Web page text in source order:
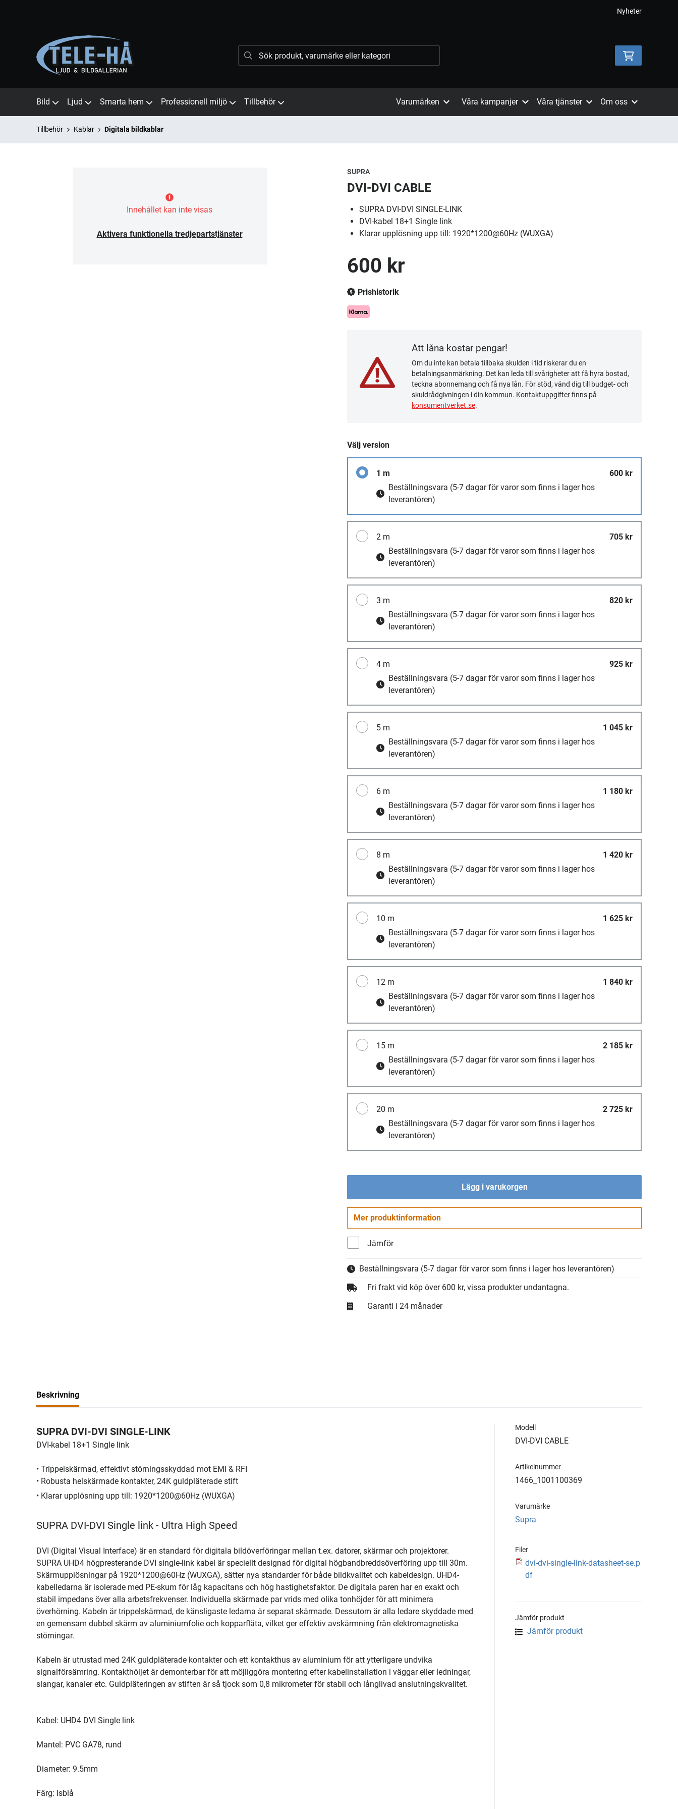
Nyheter
Bild Ljud Smarta hem Professionell miljö Tillbehör Varumärken Våra kampanjer Våra tjänster Om oss
Tillbehör Kablar Digitala bildkablar
Innehållet kan inte visas
Aktivera funktionella tredjepartstjänster
SUPRA
DVI-DVI CABLE
SUPRA DVI-DVI SINGLE-LINK
DVI-kabel 18+1 Single link
Klarar upplösning upp till: 1920*1200@60Hz (WUXGA)
600 kr
Prishistorik
Att låna kostar pengar!
Om du inte kan betala tillbaka skulden i tid riskerar du en
betalningsanmärkning. Det kan leda till svårigheter att få hyra bostad,
teckna abonnemang och få nya lån. För stöd, vänd dig till budget- och
skuldrådgivningen i din kommun. Kontaktuppgifter finns på
konsumentverket.se.
Välj version
1 m
600 kr
Beställningsvara (5-7 dagar för varor som finns i lager hos
leverantören)
2 m
705 kr
Beställningsvara (5-7 dagar för varor som finns i lager hos
leverantören)
3 m
820 kr
Beställningsvara (5-7 dagar för varor som finns i lager hos
leverantören)
4 m
925 kr
Beställningsvara (5-7 dagar för varor som finns i lager hos
leverantören)
5 m
1 045 kr
Beställningsvara (5-7 dagar för varor som finns i lager hos
leverantören)
6 m
1 180 kr
Beställningsvara (5-7 dagar för varor som finns i lager hos
leverantören)
8 m
1 420 kr
Beställningsvara (5-7 dagar för varor som finns i lager hos
leverantören)
10 m
1 625 kr
Beställningsvara (5-7 dagar för varor som finns i lager hos
leverantören)
12 m
1 840 kr
Beställningsvara (5-7 dagar för varor som finns i lager hos
leverantören)
15 m
2 185 kr
Beställningsvara (5-7 dagar för varor som finns i lager hos
leverantören)
20 m
2 725 kr
Beställningsvara (5-7 dagar för varor som finns i lager hos
leverantören)
Lägg i varukorgen
Mer produktinformation
Jämför
Beställningsvara (5-7 dagar för varor som finns i lager hos leverantören)
Fri frakt vid köp över 600 kr, vissa produkter undantagna.
Garanti i 24 månader
Beskrivning
SUPRA DVI-DVI SINGLE-LINK
DVI-kabel 18+1 Single link
• Trippelskärmad, effektivt störningsskyddad mot EMI & RFI
• Robusta helskärmade kontakter, 24K guldpläterade stift
• Klarar upplösning upp till: 1920*1200@60Hz (WUXGA)
SUPRA DVI-DVI Single link - Ultra High Speed
DVI (Digital Visual Interface) är en standard för digitala bildöverföringar mellan t.ex. datorer, skärmar och projektorer.
SUPRA UHD4 högpresterande DVI single-link kabel är speciellt designad för digital högbandbreddsöverföring upp till 30m.
Skärmupplösningar på 1920*1200@60Hz (WUXGA), sätter nya standarder för både bildkvalitet och kabeldesign. UHD4-
kabelledarna är isolerade med PE-skum för låg kapacitans och hög hastighetsfaktor. De digitala paren har en exakt och
stabil impedans över alla arbetsfrekvenser. Individuella skärmade par vrids med olika tonhöjder för att minimera
överhörning. Kabeln är trippelskärmad, de känsligaste ledarna är separat skärmade. Dessutom är alla ledare skyddade med
en gemensam dubbel skärm av aluminiumfolie och kopparfläta, vilket ger effektiv avskärmning från elektromagnetiska
störningar.
Kabeln är utrustad med 24K guldpläterade kontakter och ett kontakthus av aluminium för att ytterligare undvika
signalförsämring. Kontakthöljet är demonterbar för att möjliggöra montering efter kabelinstallation i väggar eller ledningar,
slangar, kanaler etc. Guldpläteringen av stiften är så tjock som 0,8 mikrometer för stabil och långlivad anslutningskvalitet.
Kabel: UHD4 DVI Single link
Mantel: PVC GA78, rund
Diameter: 9.5mm
Färg: Isblå
Modell
DVI-DVI CABLE
Artikelnummer
1466_1001100369
Varumärke
Supra
Filer
dvi-dvi-single-link-datasheet-se.p
df
Jämför produkt
Jämför produkt